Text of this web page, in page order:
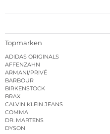
Topmarken
ADIDAS ORIGINALS
AFFENZAHN
ARMANI/PRIVÉ
BARBOUR
BIRKENSTOCK
BRAX
CALVIN KLEIN JEANS
COMMA
DR. MARTENS
DYSON